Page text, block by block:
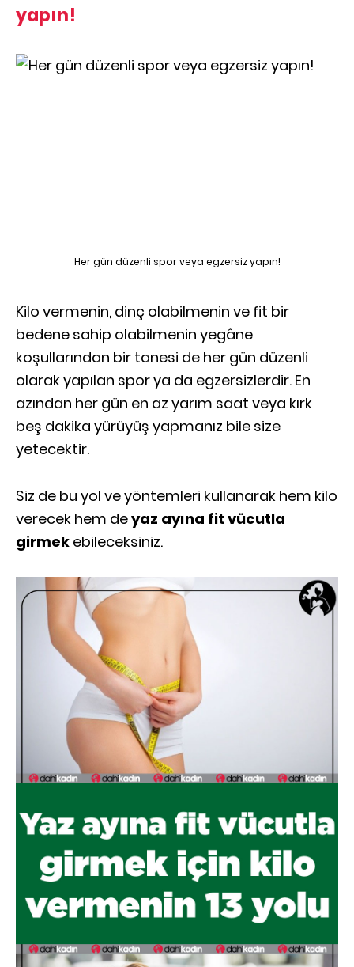
yapın!
Her gün düzenli spor veya egzersiz yapın!
Kilo vermenin, dinç olabilmenin ve fit bir
bedene sahip olabilmenin yegâne
koşullarından bir tanesi de her gün düzenli
olarak yapılan spor ya da egzersizlerdir. En
azından her gün en az yarım saat veya kırk
beş dakika yürüyüş yapmanız bile size
yetecektir.
Siz de bu yol ve yöntemleri kullanarak hem kilo
verecek hem deyaz ayına fit vücutla
girmek ebileceksiniz.